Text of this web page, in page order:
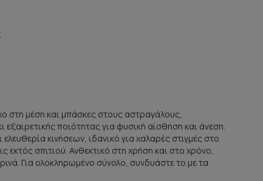
στη μέση και μπάσκες στους αστραγάλους,
ποιότητας για φυσική αίσθηση και άνεση.
κινήσεων, ιδανικό για χαλαρές στιγμές στο
εκτός σπιτιού. Ανθεκτικό στη χρήση και στο χρόνο,
Για ολοκληρωμένο σύνολο, συνδυάστε το με τα